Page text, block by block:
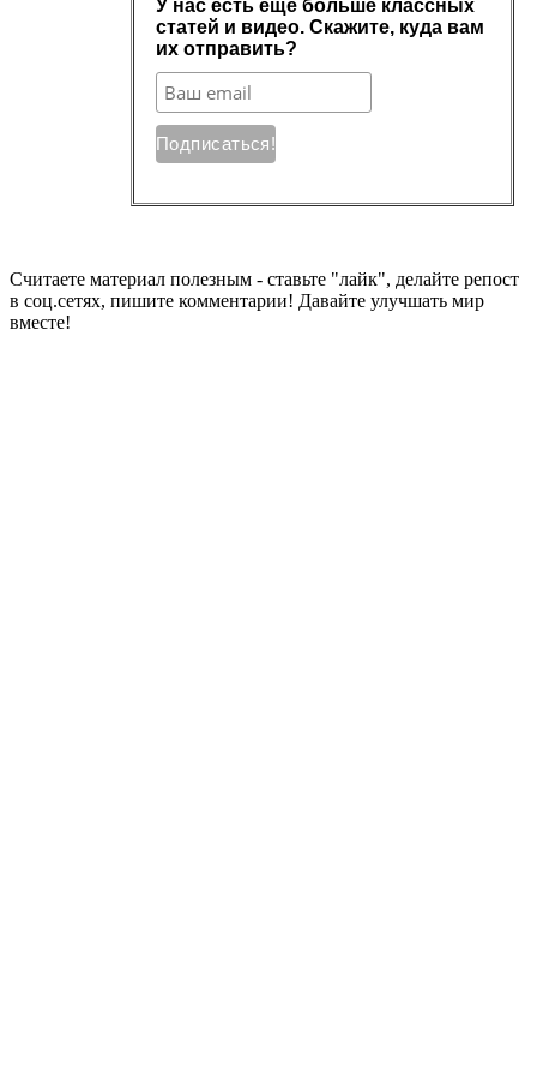
Считаете материал полезным - ставьте "лайк", делайте репост
в соц.сетях, пишите комментарии! Давайте улучшать мир
вместе!